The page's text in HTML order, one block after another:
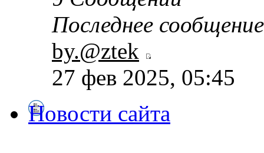
Последнее сообщение
by.@ztek
27 фев 2025, 05:45
Новости сайта